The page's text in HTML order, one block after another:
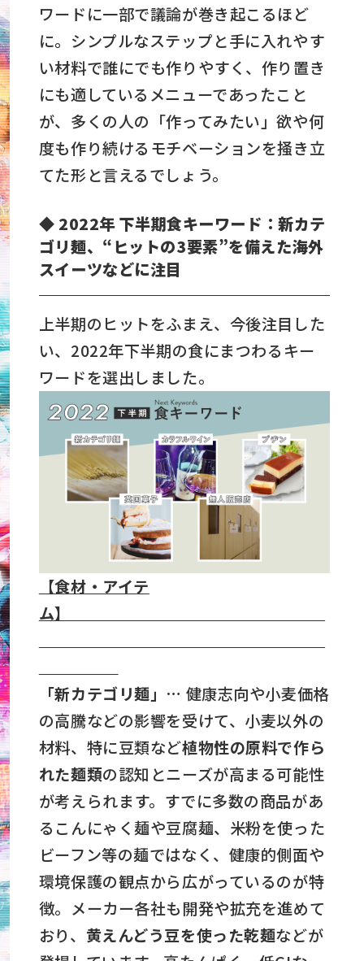
ワードに一部で議論が巻き起こるほど
に。シンプルなステップと手に入れやす
い材料で誰にでも作りやすく、作り置き
にも適しているメニューであったこと
が、多くの人の「作ってみたい」欲や何
度も作り続けるモチベーションを掻き立
てた形と言えるでしょう。
◆ 2022年 下半期食キーワード：新カテ
ゴリ麺、“ヒットの3要素”を備えた海外
スイーツなどに注目
上半期のヒットをふまえ、今後注目した
い、2022年下半期の食にまつわるキー
ワードを選出しました。
【食材・アイテ
ム】
「新カテゴリ麺」… 健康志向や小麦価格
の高騰などの影響を受けて、小麦以外の
材料、特に豆類など植物性の原料で作ら
れた麺類の認知とニーズが高まる可能性
が考えられます。すでに多数の商品があ
るこんにゃく麺や豆腐麺、米粉を使った
ビーフン等の麺ではなく、健康的側面や
環境保護の観点から広がっているのが特
徴。メーカー各社も開発や拡充を進めて
おり、 黄えんどう豆を使った乾麺などが